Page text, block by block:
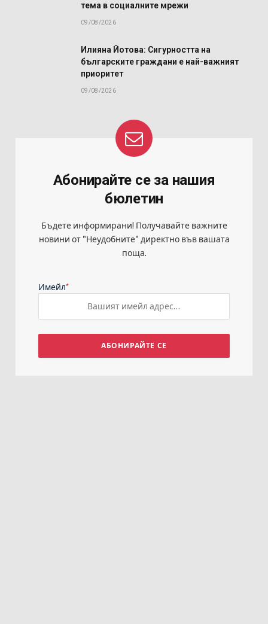
тема в социалните мрежи
09/08/2026
Илияна Йотова: Сигурността на
българските граждани е най-важният
приоритет
09/08/2026
Абонирайте се за нашия
бюлетин
Бъдете информирани! Получавайте важните
новини от "Неудобните" директно във вашата
поща.
Имейл*